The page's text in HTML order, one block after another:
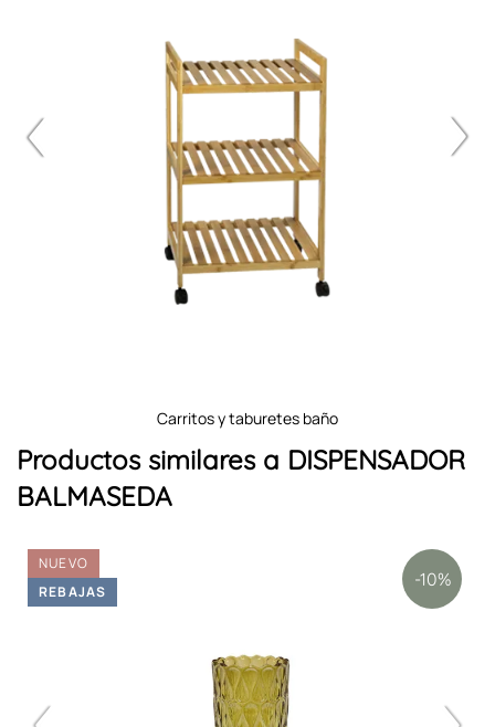
carritos y taburetes baño
Productos similares a DISPENSADOR
BALMASEDA
NUEVO
-10%
REBAJAS